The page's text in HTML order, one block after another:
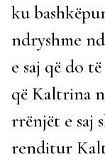
ku
ndryshme
e saj që do
që Kaltrina
rrënjët e saj
renditur